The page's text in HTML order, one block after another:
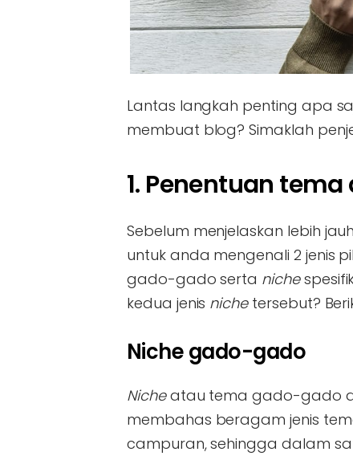
Lantas langkah penting apa
membuat blog? Simaklah
1. Penentuan tema
Sebelum menjelaskan lebih
untuk anda mengenali 2 jenis
gado-gado serta niche
kedua jenis niche tersebut?
Niche gado-gado
Nicheatau tema gado-gado
membahas beragam jenis
campuran, sehingga dalam